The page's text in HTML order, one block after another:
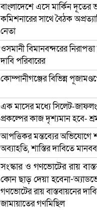
বাংলাদেশে এসে মার্কিন দূতের
কমিশনারের সাথে বৈঠক
নেতা
ওসমানী বিমানবন্দরের
দাবি পরিবারের
কোম্পানীগঞ্জের বিভিন্ন
এক মাসের মধ্যে সিলেট-জাফলং
প্রকল্পের কাজ দৃশ্যমান হবে- শ্রম
আপত্তিকর মন্তব্যের অভিযোগে
অব্যাহতি, শাস্তির দাবিতে
সংস্কার ও গণভোটের রায়
কোন ছাড় দেয়া হবেনা-
গণভোটের রায় বাস্তবায়নের
জামায়াতের গণমিছিল